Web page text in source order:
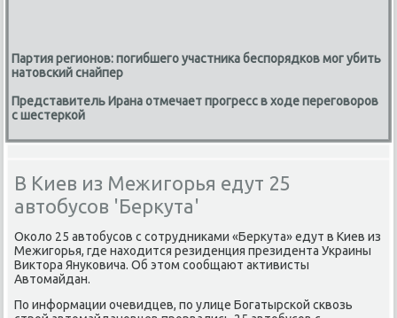
Партия регионов: погибшего участника беспорядков мог убить
натовский снайпер
Представитель Ирана отмечает прогресс в ходе переговоров
с шестеркой
В Киев из Межигорья едут 25
автобусов 'Беркута'
Около 25 автобусов с сотрудниками «Беркута» едут в Киев из
Межигорья, где находится резиденция президента Украины
Виктора Януковича. Об этом сообщают активисты
Автомайдан.
По информации очевидцев, по улице Богатырской сквозь